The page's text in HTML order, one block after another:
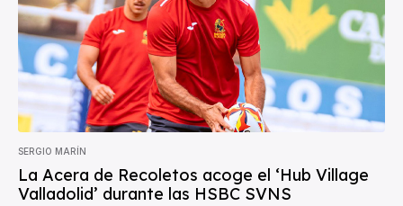
SERGIO MARÍN
La Acera de Recoletos acoge el ‘Hub Village
Valladolid’ durante las HSBC SVNS